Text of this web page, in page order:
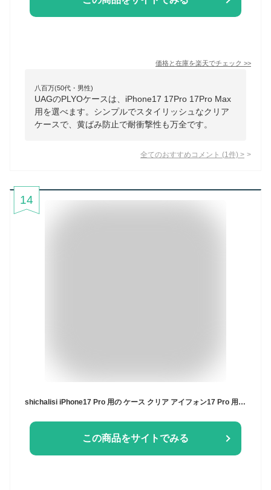
価格と在庫を楽天でチェック >>
八百万(50代・男性)
UAGのPLYOケースは、iPhone17 17Pro 17Pro Max
用を選べます。シンプルでスタイリッシュなクリア
ケースで、黄ばみ防止で耐衝撃性も万全です。
全てのおすすめコメント (1 件) >
14
shichalisi iPhone17 Pro 用の ケース クリア アイフォン17 Pro 用の カバー スマホケース 耐衝撃 可愛い 透明 アイホン ソフト TPU スマホカバー ストラップホール付き(ゴールド)
この商品をサイトでみる